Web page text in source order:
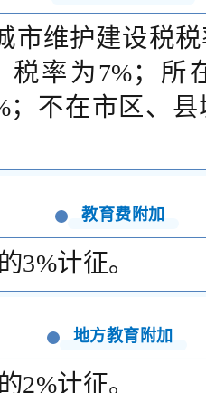
市维护建设税
税率为7%；所
；不在市区 、县
教育费 附加
3%计征。
地方教育 附加
2%计征。